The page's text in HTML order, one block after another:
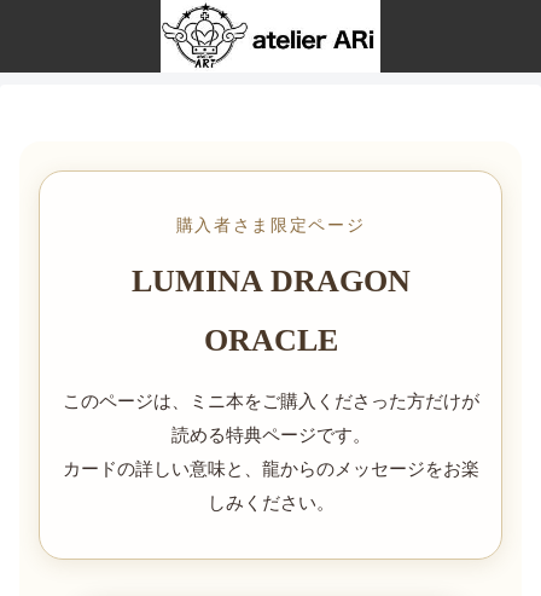
購入者さま限定ページ
LUMINA DRAGON
ORACLE
このページは、ミニ本をご購入くださった方だけが
読める特典ページです。
カードの詳しい意味と、龍からのメッセージをお楽
しみください。